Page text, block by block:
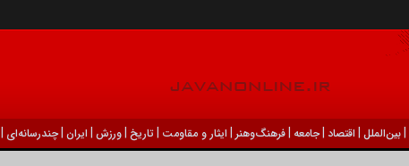
|بين‌الملل | اقتصاد |جامعه |فرهنگ‌و‌هنر | ایثار و مقاومت |تاریخ |ورزش | ايران |چندرسانه‌ای |